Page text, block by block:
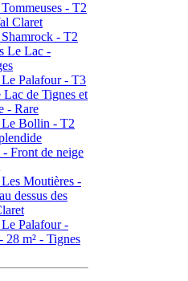
- T2
Claret
- T2
Le Lac -
Palafour - T3
de Tignes et
- Rare
Le Bollin - T2
- Front de neige
Moutières -
dessus des
Palafour -
28 m² - Tignes